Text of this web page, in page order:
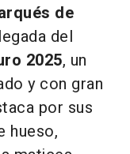
de
del
2025, un
y con gran
por sus
hueso,